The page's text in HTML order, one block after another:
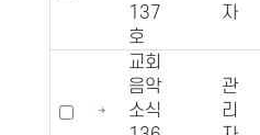
137
호
자
교회
음악
소식
관
리